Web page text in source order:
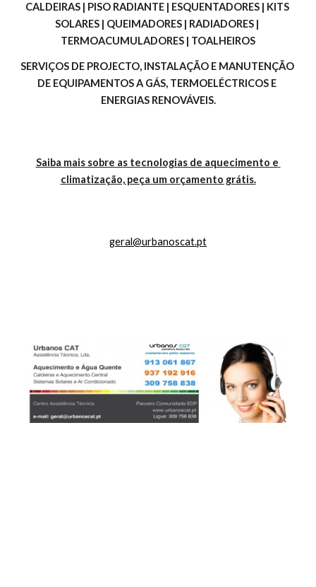
CALDEIRAS | PISO RADIANTE | ESQUENTADORES | KITS
SOLARES | QUEIMADORES | RADIADORES |
TERMOACUMULADORES | TOALHEIROS
SERVIÇOS DE PROJECTO, INSTALAÇÃO E MANUTENÇÃO
DE EQUIPAMENTOS A GÁS, TERMOELÉCTRICOS E
ENERGIAS RENOVÁVEIS.
Saiba mais sobre as tecnologias de aquecimento e
climatização, peça um orçamento grátis.
geral@urbanoscat.pt